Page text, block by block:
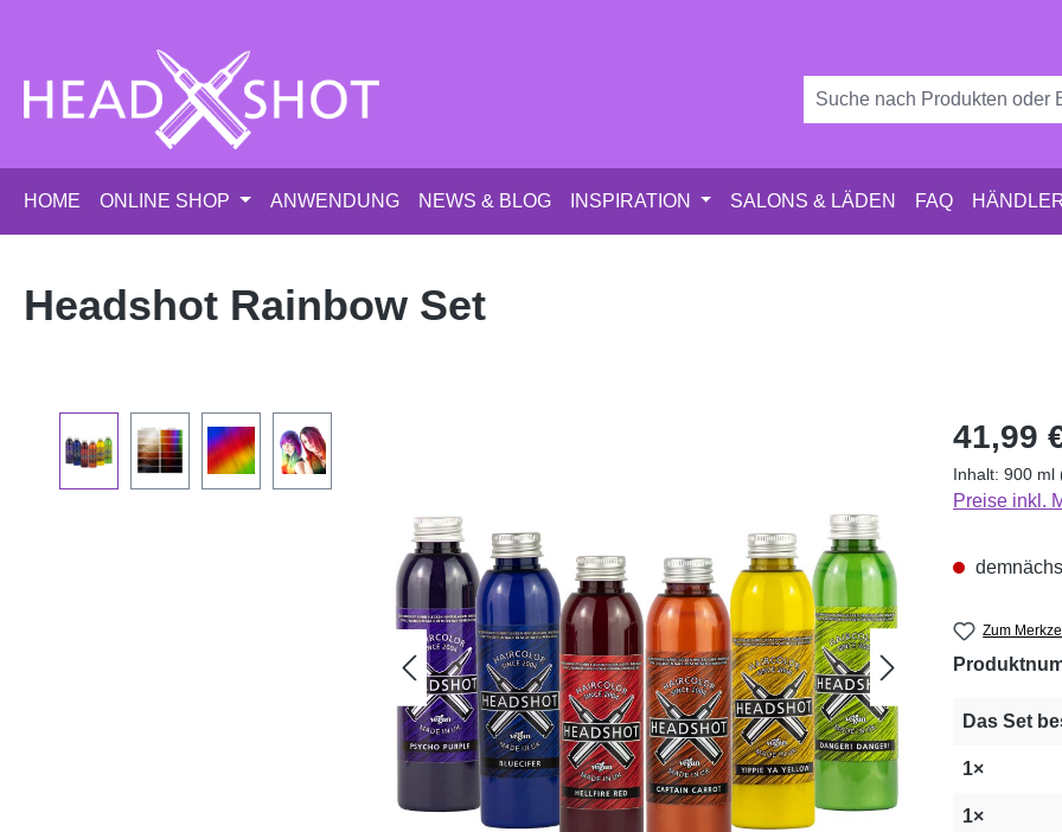
HOME ONLINE SHOP ANWENDUNG NEWS & BLOG INSPIRATION SALONS & LÄDEN FAQ
Headshot Rainbow Set
Bildergalerie überspringen Regulärer
41,99
Inhalt: 900 ml
Preise inkl.
Zum
Das Set
1×
1×